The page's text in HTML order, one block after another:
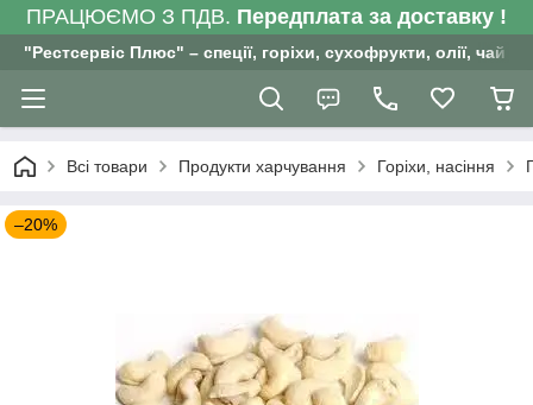
ПРАЦЮЄМО З ПДВ. Передплата за доставку !
"Рестсервіс Плюс" – спеції, горіхи, сухофрукти, олії, чай ,
Всі товари Продукти харчування Горіхи, насіння
–20%